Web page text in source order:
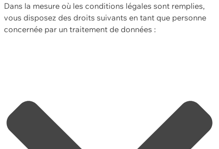
Dans la mesure où les conditions légales sont remplies,
vous disposez des droits suivants en tant que personne
concernée par un traitement de données :